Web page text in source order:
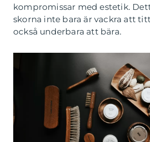
kompromissar med estetik.
skorna inte bara är vackra att
också underbara att bära.